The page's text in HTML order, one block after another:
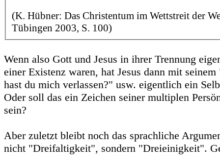
(K. Hübner: Das Christentum im Wettstreit der
Tübingen 2003, S. 100)
Wenn also Gott und Jesus in ihrer Trennung
einer Existenz waren, hat Jesus dann mit
hast du mich verlassen?" usw. eigentlich ein
Oder soll das ein Zeichen seiner multiplen
sein?
Aber zuletzt bleibt noch das sprachliche
nicht "Dreifaltigkeit", sondern "Dreieinigkeit".